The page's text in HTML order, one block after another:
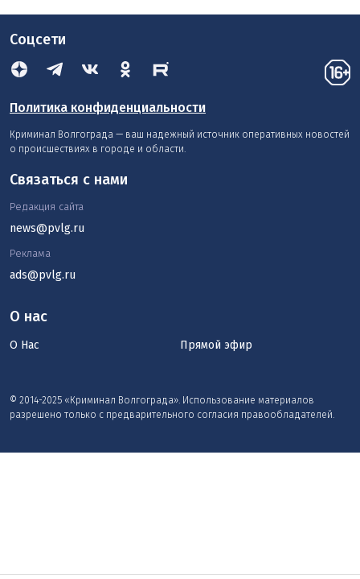
Соцсети
Политика конфиденциальности
Криминал Волгограда — ваш надежный источник оперативных новостей
о происшествиях в городе и области.
О нас
О Нас Прямой эфир
© 2014-2025 «Криминал Волгограда». Использование материалов
разрешено только с предварительного согласия правообладателей.
Связаться с нами
Редакция сайта
news@pvlg.ru
Реклама
ads@pvlg.ru